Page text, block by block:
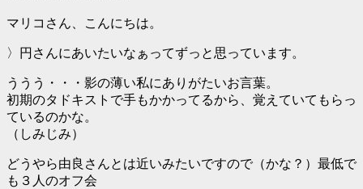
マリコさん、こんにちは。
〉円さんにあいたいなぁってずっと思っています。
ううう・・・影の薄い私にありがたいお言葉。
初期のタドキストで手もかかってるから、覚えていてもらっ
ているのかな。
（しみじみ）
どうやら由良さんとは近いみたいですので（かな？）最低で
も３人のオフ会